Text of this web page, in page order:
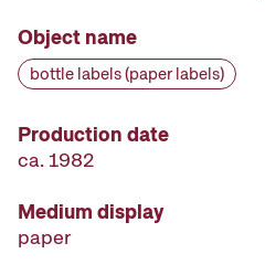
Object name
bottle labels (paper labels)
Production date
ca. 1982
Medium display
paper